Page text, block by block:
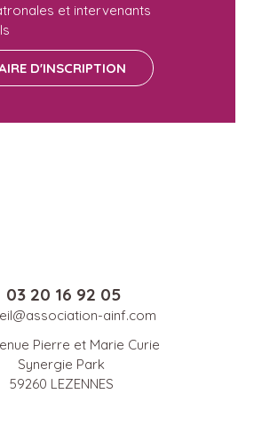
et intervenants
D'INSCRIPTION
03 20 16 92 05
ainf.com
Pierre et Marie Curie
Synergie Park
59260 LEZENNES